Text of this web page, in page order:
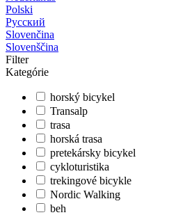
Polski
Русский
Slovenčina
Slovenščina
Filter
Kategórie
horský bicykel
Transalp
trasa
horská trasa
pretekársky bicykel
cykloturistika
trekingové bicykle
Nordic Walking
beh